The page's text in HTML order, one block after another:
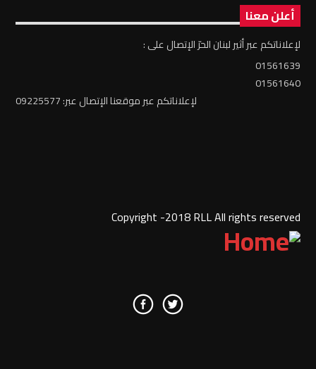
أعلن معنا
لإعلاناتكم عبر أثير لبنان الحرّ الإتصال على :
01561639
01561640
لإعلاناتكم عبر موقعنا الإتصال عبر: 09225577
Copyright -2018 RLL All rights reserved